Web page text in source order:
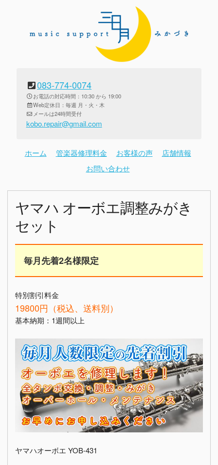
083-774-0074
お電話の対応時間：10:30 から 19:00
Web定休日：毎週 月・火・木
メールは24時間受付
kobo.repair@gmail.com
ホーム 管楽器修理料金 お客様の声
店舗情報
お問い合わせ
ヤマハ オーボエ調整みがき
セット
毎月先着2名様限定
特別割引料金
19800円（税込、送料別）
基本納期：1週間以上
ヤマハオーボエ YOB-431